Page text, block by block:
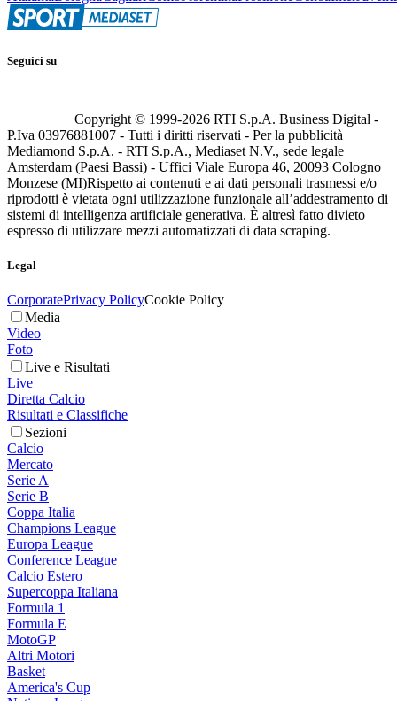
Seguici su
Copyright © 1999-2026 RTI S.p.A. Business Digital -
P.Iva 03976881007 - Tutti i diritti riservati - Per la pubblicità
Mediamond S.p.A. - RTI S.p.A., Mediaset N.V., sede legale
Amsterdam (Paesi Bassi) - Uffici Viale Europa 46, 20093 Cologno
Monzese (MI)Rispetto ai contenuti e ai dati personali trasmessi e/o
riprodotti è vietata ogni utilizzazione funzionale all’addestramento di
sistemi di intelligenza artificiale generativa. È altresì fatto divieto
espresso di utilizzare mezzi automatizzati di data scraping.
Legal
CorporatePrivacy PolicyCookie Policy
Media
Video
Foto
Live e Risultati
Live
Diretta Calcio
Risultati e Classifiche
Sezioni
Calcio
Mercato
Serie A
Serie B
Coppa Italia
Champions League
Europa League
Conference League
Calcio Estero
Supercoppa Italiana
Formula 1
Formula E
MotoGP
Altri Motori
Basket
America's Cup